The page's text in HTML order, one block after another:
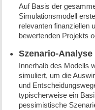
Auf Basis der
Simulationsmodell
relevanten finanziellen
bewertenden Projekts
Szenario-Analyse
Innerhalb des Modells
simuliert, um die
und
typischerweise ein
pessimistische